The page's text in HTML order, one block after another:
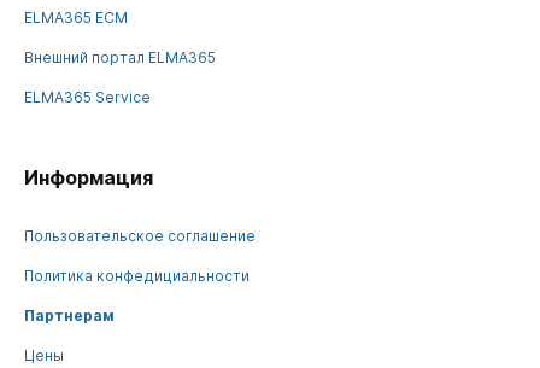
ELMA365 ECM
Внешний портал ELMA365
ELMA365 Service
Информация
Пользовательское соглашение
Политика конфедициальности
Партнерам
Цены